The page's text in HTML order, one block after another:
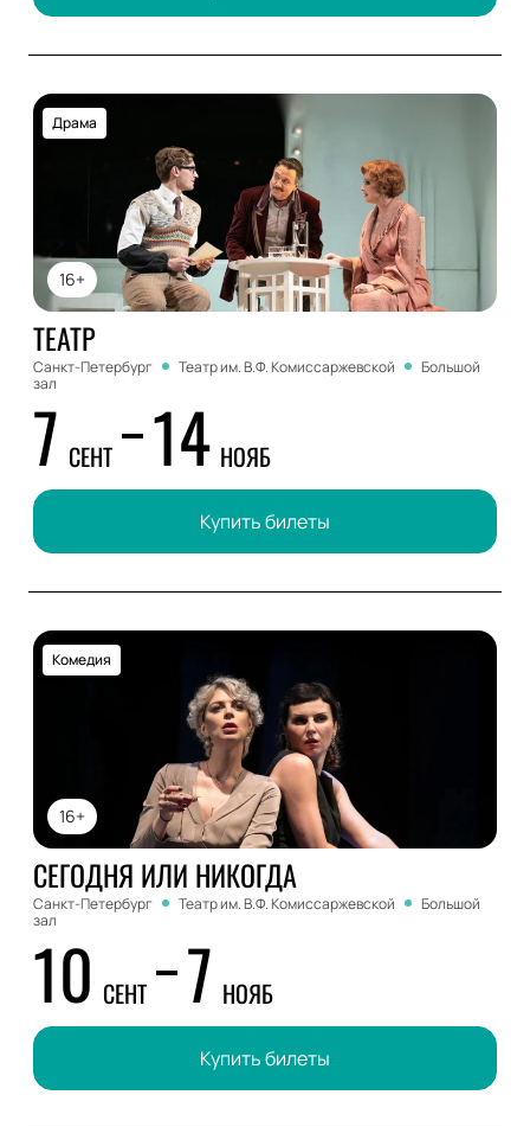
16+
Драма
ТЕАТР
Санкт-Петербург Театр им. В.Ф. Комиссаржевской
Большой
зал
7 СЕНТ 14 НОЯБ
Купить билеты
16+
Комедия
СЕГОДНЯ ИЛИ НИКОГДА
Санкт-Петербург Театр им. В.Ф. Комиссаржевской
Большой
зал
10 СЕНТ 7 НОЯБ
Купить билеты